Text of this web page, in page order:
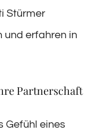
Stürmer
und erfahren in
Partnerschaft
Gefühl eines